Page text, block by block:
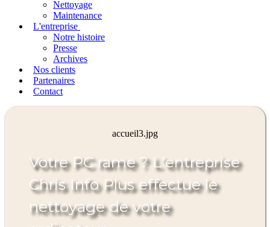
Nettoyage
Maintenance
L'entreprise
Notre histoire
Presse
Archives
Nos clients
Partenaires
Contact
accueil3.jpg
Votre PC rame ? L'entreprise
Chris Info Plus effectue le
nettoyage de votre